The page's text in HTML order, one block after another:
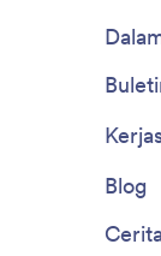
Blog